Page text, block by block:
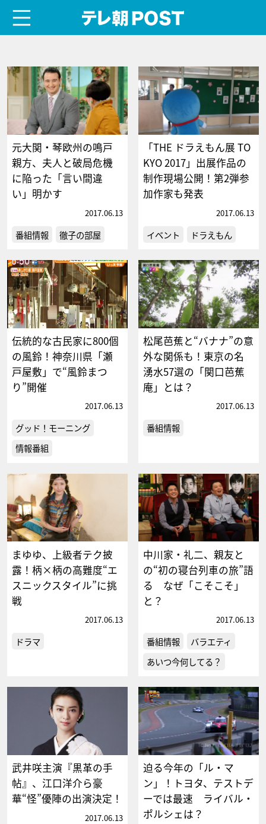
元大関・琴欧州の鳴戸
親方、夫人と破局危機
に陥った「言い間違
い」明かす
2017.06.13
番組情報 徹子の部屋
「THE ドラえもん展 TO
KYO 2017」出展作品の
制作現場公開！第2弾参
加作家も発表
2017.06.13
イベント ドラえもん
伝統的な古民家に800個
の風鈴！神奈川県「瀬
戸屋敷」で“風鈴まつ
り”開催
2017.06.13
グッド！モーニング
情報番組
松尾芭蕉と“バナナ”の意
外な関係も！東京の名
湧水57選の「関口芭蕉
庵」とは？
2017.06.13
番組情報
まゆゆ、上級者テク披
露！柄×柄の高難度“エ
スニックスタイル”に挑
戦
2017.06.13
ドラマ
中川家・礼二、親友と
の“初の寝台列車の旅”語
る なぜ「こそこそ」
と？
2017.06.13
番組情報
バラエティ
あいつ今何してる？
武井咲主演『黒革の手
帖』、江口洋介ら豪
華“怪”優陣の出演決定！
2017.06.13
迫る今年の「ル・マ
ン」！トヨタ、テストデ
ーでは最速 ライバル・
ポルシェは？